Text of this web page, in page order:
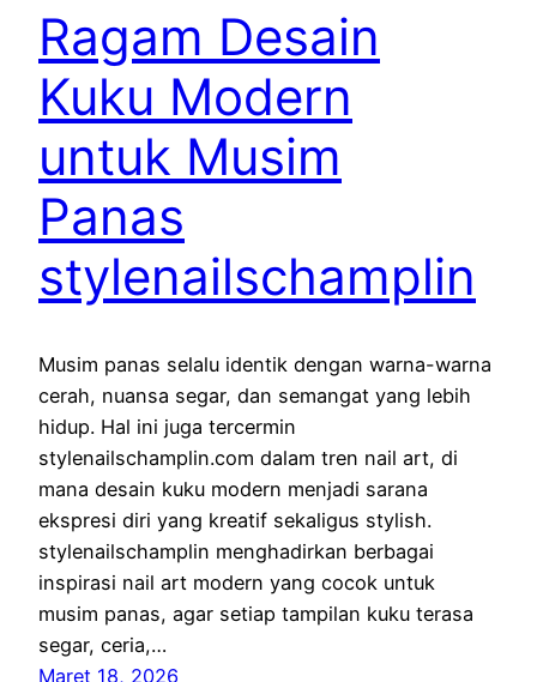
Ragam Desain
Kuku Modern
untuk Musim
Panas
stylenailschamplin
Musim panas selalu identik dengan warna-warna
cerah, nuansa segar, dan semangat yang lebih
hidup. Hal ini juga tercermin
stylenailschamplin.com dalam tren nail art, di
mana desain kuku modern menjadi sarana
ekspresi diri yang kreatif sekaligus stylish.
stylenailschamplin menghadirkan berbagai
inspirasi nail art modern yang cocok untuk
musim panas, agar setiap tampilan kuku terasa
segar, ceria,…
Maret 18, 2026